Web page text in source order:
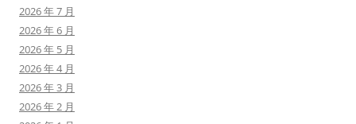
2026 年 7 月
2026 年 6 月
2026 年 5 月
2026 年 4 月
2026 年 3 月
2026 年 2 月